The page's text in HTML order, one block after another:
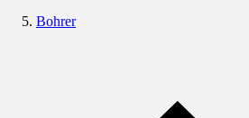
Bohrer